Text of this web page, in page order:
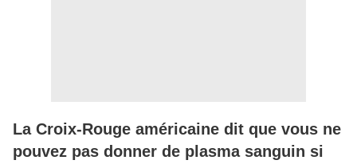
La Croix-Rouge américaine dit que vous ne
pouvez pas donner de plasma sanguin si